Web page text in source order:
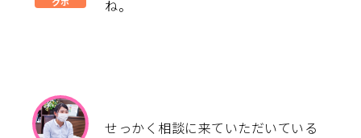
ね。
せっかく相談に来ていただいている